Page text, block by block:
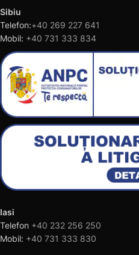
Sibiu
Telefon:+40 269 227 641
Mobil: +40 731 333 834
Iasi
Telefon +40 232 256 250
Mobil: +40 731 333 830